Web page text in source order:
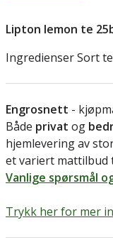
Lipton lemon te
Ingredienser Sort
Engrosnett -
Både privat og
hjemlevering av
et variert mattilbud
Vanlige spørsmål
Trykk her for mer